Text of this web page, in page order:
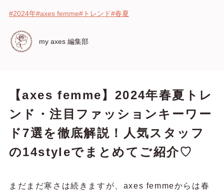
#2024年#axes femme#トレンド#春夏
my axes 編集部
【axes femme】2024年春夏トレ
ンド・注目ファッションキーワー
ド7選を徹底解説！人気スタッフ
の14styleでまとめてご紹介♡
まだまだ寒さは続きますが、axes femmeからは春